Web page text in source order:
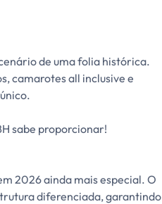
de uma folia histórica.
camarotes all inclusive e
sabe proporcionar!
2026 ainda mais especial. O
diferenciada, garantindo